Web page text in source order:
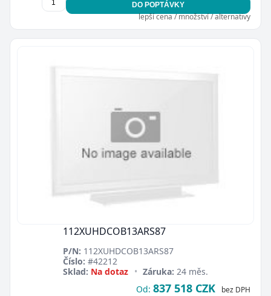
DO POPTÁVKY
lepší cena / množství / alternativy
112XUHDCOB13ARS87
P/N: 112XUHDCOB13ARS87
Číslo: #42212
Sklad: Na dotaz • Záruka: 24 měs.
Od: 837 518 CZK bez DPH